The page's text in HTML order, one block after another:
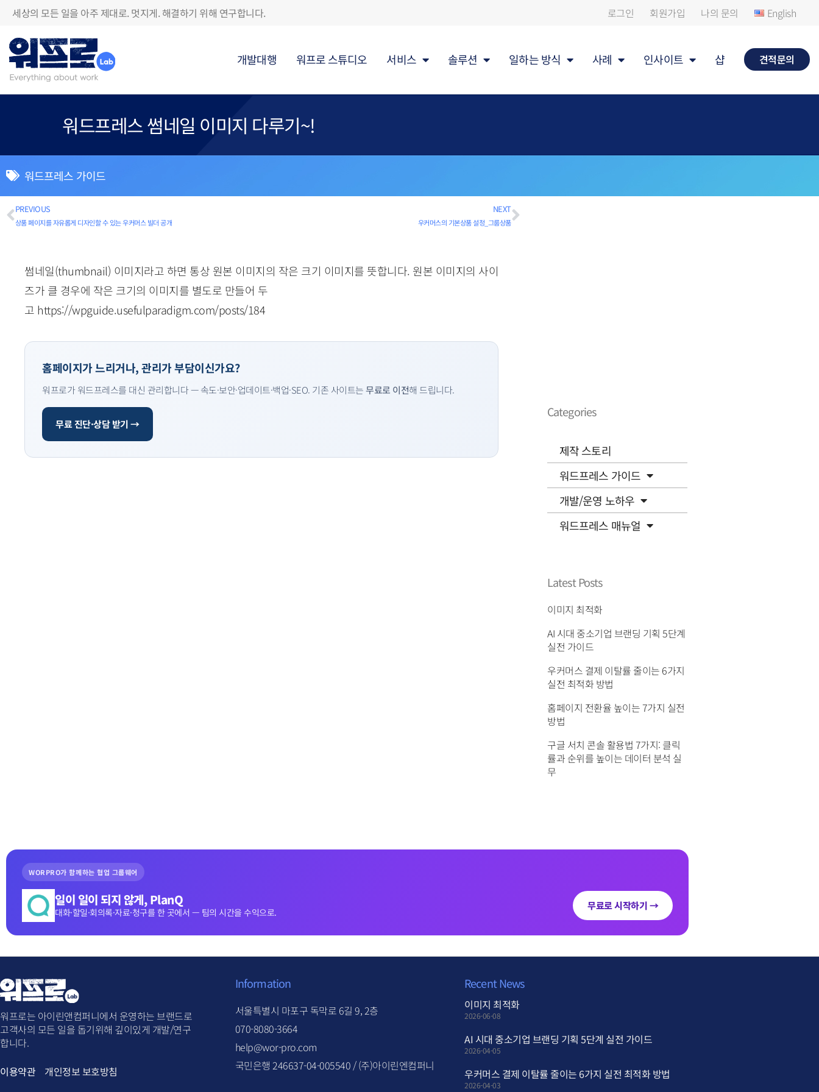
세상의 모든 일을 아주 제대로. 멋지게. 해결하기 위해 연구합니다. 로그인 회원가입 나의 문의 English
개발대행 워프로 스튜디오 서비스 솔루션 일하는 방식 사례 인사이트 샵 견적문의
워드프레스 썸네일 이미지 다루기~!
워드프레스 가이드
PREVIOUS
상품 페이지를 자유롭게 디자인할 수 있는 우커머스 빌더 공개
NEXT
우커머스의 기본상품 설정_그룹상품
썸네일(thumbnail) 이미지라고 하면 통상 원본 이미지의 작은 크기 이미지를 뜻합니다. 원본 이미지의 사이
즈가 클 경우에 작은 크기의 이미지를 별도로 만들어 두
고 https://wpguide.usefulparadigm.com/posts/184
홈페이지가 느리거나, 관리가 부담이신가요?
워프로가 워드프레스를 대신 관리합니다 — 속도·보안·업데이트·백업·SEO. 기존 사이트는무료로 이전해 드립니다.
무료 진단·상담 받기 →
Categories
제작 스토리
워드프레스 가이드
개발/운영 노하우
워드프레스 매뉴얼
Latest Posts
이미지 최적화
AI 시대 중소기업 브랜딩 기획 5단계
실전 가이드
우커머스 결제 이탈률 줄이는 6가지
실전 최적화 방법
홈페이지 전환율 높이는 7가지 실전
방법
구글 서치 콘솔 활용법 7가지: 클릭
률과 순위를 높이는 데이터 분석 실
무
WORPRO가 함께하는 협업 그룹웨어
일이 일이 되지 않게, PlanQ
대화·할일·회의록·자료·청구를 한 곳에서 — 팀의 시간을 수익으로.
무료로 시작하기 →
워프로는 아이린앤컴퍼니에서 운영하는 브랜드로
고객사의 모든 일을 돕기위해 깊이있게 개발/연구
합니다.
이용약관
개인정보 보호방침
Information
서울특별시 마포구 독막로 6길 9, 2층
070-8080-3664
help@wor-pro.com
국민은행 246637-04-005540 / (주)아이린엔컴퍼니
Recent News
이미지 최적화
2026-06-08
AI 시대 중소기업 브랜딩 기획 5단계 실전 가이드
2026-04-05
우커머스 결제 이탈률 줄이는 6가지 실전 최적화 방법
2026-04-03